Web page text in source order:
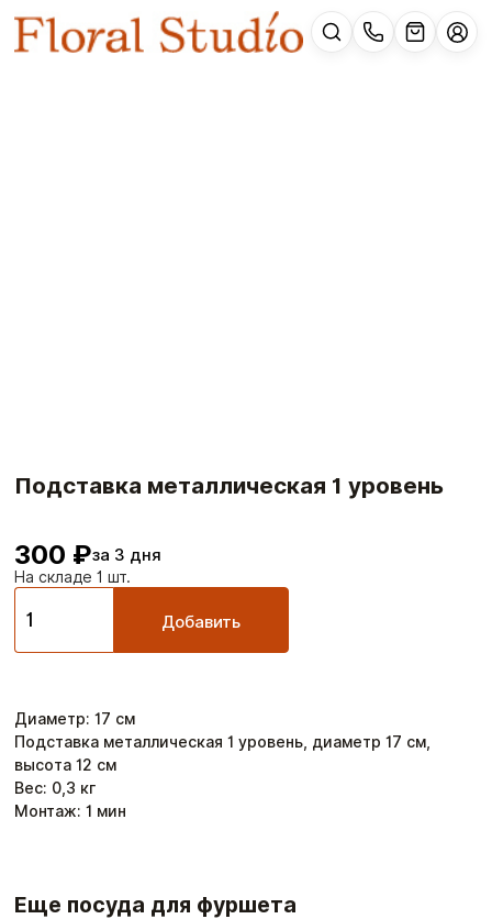
Подставка металлическая 1 уровень
300 ₽за 3 дня
На складе 1 шт.
Добавить
Диаметр: 17 см
Подставка металлическая 1 уровень, диаметр 17 см,
высота 12 см
Вес: 0,3 кг
Монтаж: 1 мин
Еще посуда для фуршета